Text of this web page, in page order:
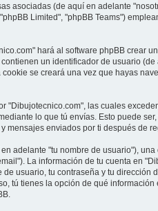
asociadas (de aquí en adelante
Limited", "phpBB Teams")
hará al software phpBB crear
un identificador de usuario
se creará una vez que hayas
las cuales
lo que tú envías. Esto puede
enviados por ti después de
adelante "tu nombre de usuario"),
La información de tu cuenta en
usuario, tu contraseña y tu
tú tienes la opción de qué